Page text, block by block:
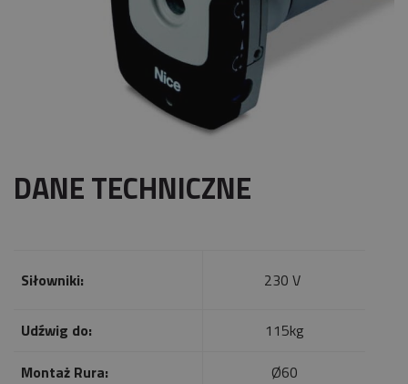
DANE TECHNICZNE
Siłowniki: 230 V
Udźwig do:
115kg
Montaż Rura:
Ø60